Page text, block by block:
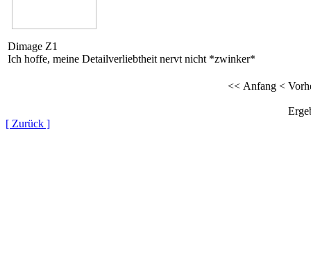
Dimage Z1
Ich hoffe, meine Detailverliebtheit nervt nicht *zwinker*
<< Anfang <
[ Zurück ]